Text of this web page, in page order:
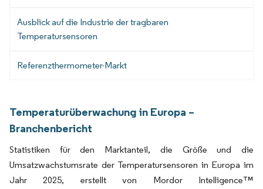
Ausblick auf die Industrie der tragbaren
Temperatursensoren
Referenzthermometer-Markt
Temperaturüberwachung in Europa –
Branchenbericht
Statistiken für den Marktanteil, die Größe und die
Umsatzwachstumsrate der Temperatursensoren in Europa im
Jahr 2025, erstellt von Mordor Intelligence™